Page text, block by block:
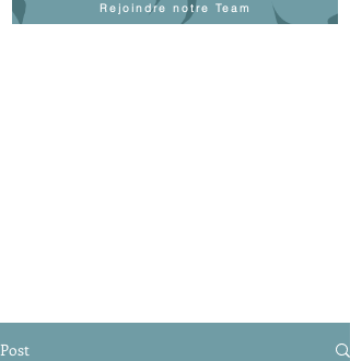
Rejoindre notre Team
Post